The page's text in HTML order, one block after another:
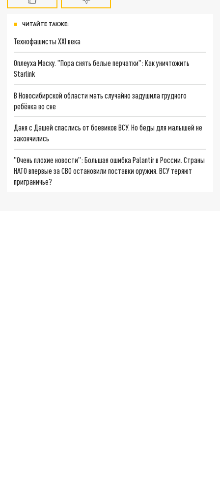
ЧИТАЙТЕ ТАКЖЕ:
Технофашисты XXI века
Оплеуха Маску. "Пора снять белые перчатки": Как уничтожить
Starlink
В Новосибирской области мать случайно задушила грудного
ребёнка во сне
Даня с Дашей спаслись от боевиков ВСУ. Но беды для малышей не
закончились
"Очень плохие новости": Большая ошибка Palantir в России. Страны
НАТО впервые за СВО остановили поставки оружия. ВСУ теряют
приграничье?